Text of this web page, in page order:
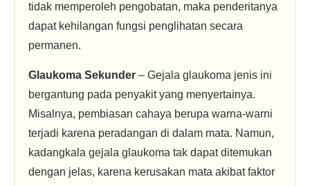
tidak memperoleh pengobatan, maka penderitanya
dapat kehilangan fungsi penglihatan secara
permanen.
Glaukoma Sekunder – Gejala glaukoma jenis ini
bergantung pada penyakit yang menyertainya.
Misalnya, pembiasan cahaya berupa warna-warni
terjadi karena peradangan di dalam mata. Namun,
kadangkala gejala glaukoma tak dapat ditemukan
dengan jelas, karena kerusakan mata akibat faktor